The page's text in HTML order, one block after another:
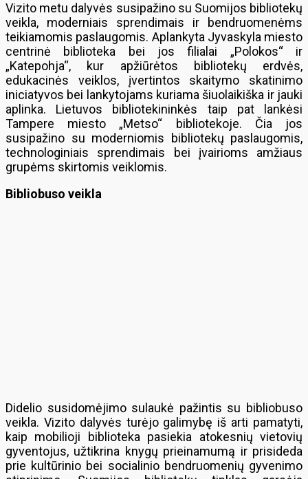
Vizito metu dalyvės susipažino su Suomijos bibliotekų
veikla, moderniais sprendimais ir bendruomenėms
teikiamomis paslaugomis. Aplankyta Jyvaskyla miesto
centrinė biblioteka bei jos filialai „Polokos“ ir
„Katepohja“, kur apžiūrėtos bibliotekų erdvės,
edukacinės veiklos, įvertintos skaitymo skatinimo
iniciatyvos bei lankytojams kuriama šiuolaikiška ir jauki
aplinka. Lietuvos bibliotekininkės taip pat lankėsi
Tampere miesto „Metso“ bibliotekoje. Čia jos
susipažino su moderniomis bibliotekų paslaugomis,
technologiniais sprendimais bei įvairioms amžiaus
grupėms skirtomis veiklomis.
Bibliobuso veikla
Didelio susidomėjimo sulaukė pažintis su bibliobuso
veikla. Vizito dalyvės turėjo galimybę iš arti pamatyti,
kaip mobilioji biblioteka pasiekia atokesnių vietovių
gyventojus, užtikrina knygų prieinamumą ir prisideda
prie kultūrinio bei socialinio bendruomenių gyvenimo